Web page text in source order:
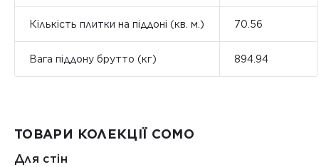
Кількість плитки на піддоні (кв. м.) 70.56
Вага піддону брутто (кг) 894.94
ТОВАРИ КОЛЕКЦІЇ COMO
Для стін